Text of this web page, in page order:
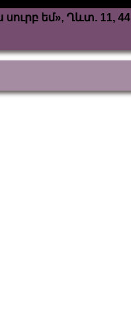
սուրբ եմ», Ղևտ. 11, 44